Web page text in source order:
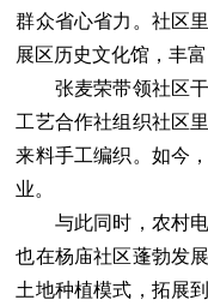
群众省心省力。社区
展区历史文化馆，丰
张麦荣带领社区干
工艺合作社组织社区
来料手工编织。如今
业。
与此同时，农村电
也在杨庙社区蓬勃发
土地种植模式，拓展